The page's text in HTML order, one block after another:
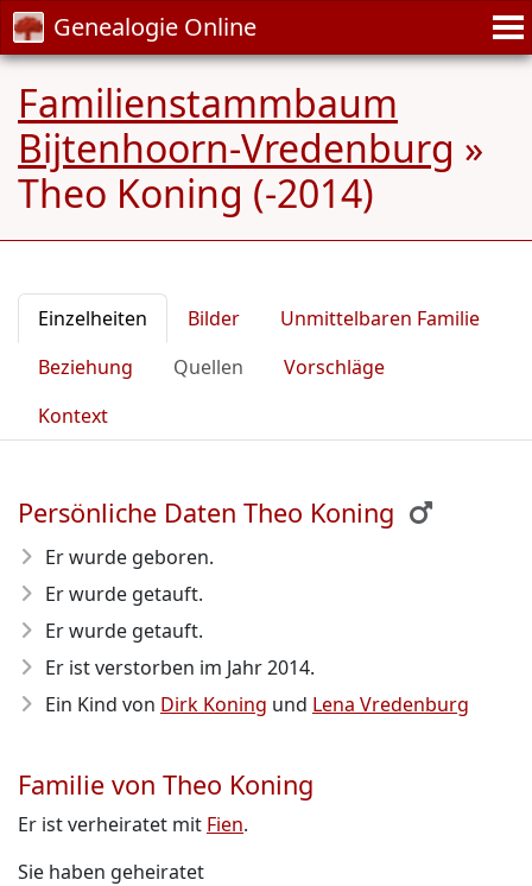
Genealogie Online
Familienstammbaum
Bijtenhoorn-Vredenburg »
Theo Koning (-2014)
Einzelheiten Bilder
Unmittelbaren Familie
Beziehung
Quellen
Vorschläge
Kontext
Persönliche Daten Theo Koning
Er wurde geboren.
Er wurde getauft.
Er wurde getauft.
Er ist verstorben im Jahr 2014.
Ein Kind von Dirk Koning und Lena Vredenburg
Familie von Theo Koning
Er ist verheiratet mit Fien.
Sie haben geheiratet